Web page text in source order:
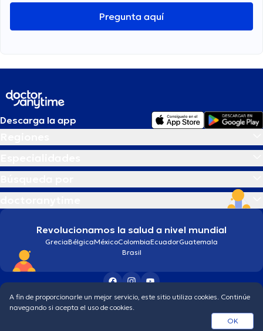
Pregunta aquí
Descarga la app
Revolucionamos la salud a nivel mundial
GreciaBélgicaMéxicoColombiaEcuadorGuatemala
Brasil
Condiciones generales
Política de protección de los datos personales
A fin de proporcionarle un mejor servicio, este sitio utiliza cookies. Continúe
navegando si acepta el uso de cookies.
OK